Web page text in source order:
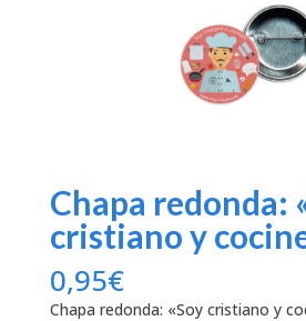
Chapa redonda:
cristiano y
0,95€
Chapa redonda: «Soy cristiano y